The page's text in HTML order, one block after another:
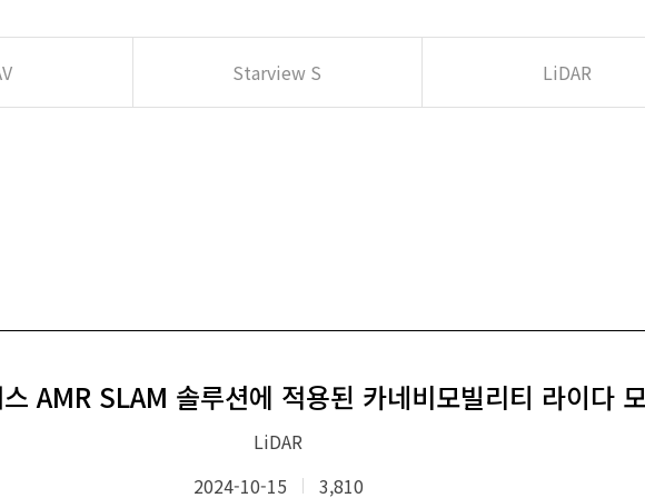
Starview S LiDAR
AMR SLAM 솔루션에 적용된 카네비모빌리티 라이다
LiDAR
2024-10-15
3,810